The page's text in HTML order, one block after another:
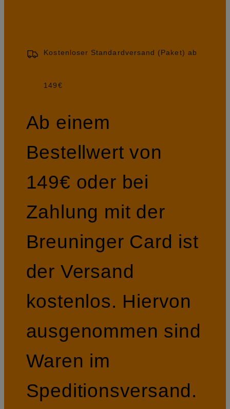
Kostenloser Standardversand (Paket) ab
149€
Ab einem
Bestellwert von
149€ oder bei
Zahlung mit der
Breuninger Card ist
der Versand
kostenlos. Hiervon
ausgenommen sind
Waren im
Speditionsversand.